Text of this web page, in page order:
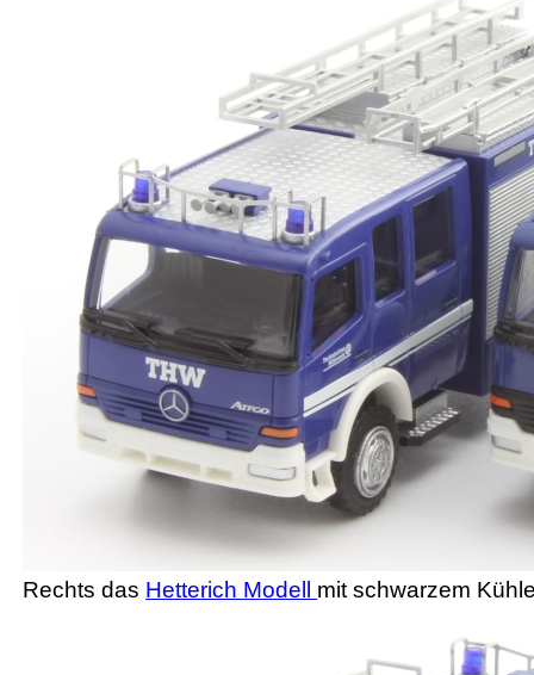
Rechts das Hetterich Modell mit schwarzem